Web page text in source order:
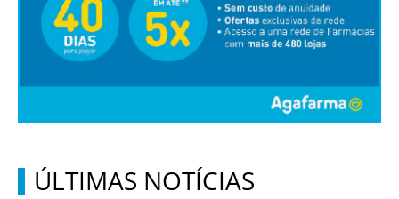
ÚLTIMAS NOTÍCIAS